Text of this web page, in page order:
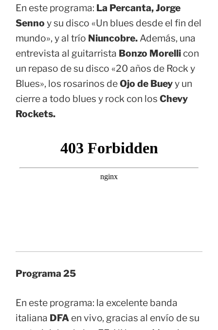
En este programa: La Percanta, Jorge
Senno y su disco «Un blues desde el fin del
mundo», y al trío Niuncobre. Además, una
entrevista al guitarrista Bonzo Morelli con
un repaso de su disco «20 años de Rock y
Blues», los rosarinos deOjo de Bueyy un
cierre a todo blues y rock con los Chevy
Rockets.
Programa 25
En este programa: la excelente banda
italiana DFA en vivo, gracias al envío de su